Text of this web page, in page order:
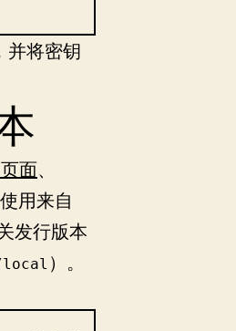
并将密钥
面、
用来自
发行版本
）。